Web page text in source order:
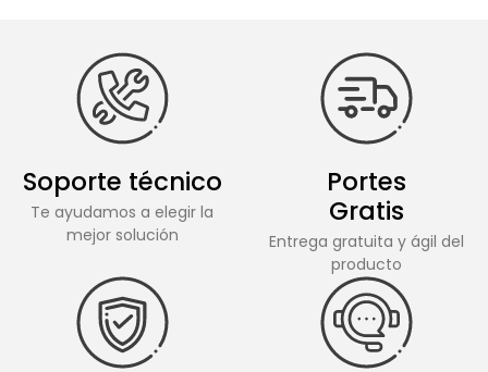
Soporte técnico
Te ayudamos a elegir la
mejor solución
Portes
Gratis
Entrega gratuita y ágil del
producto